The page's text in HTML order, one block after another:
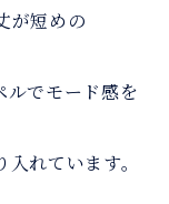
が短めの
ルでモード感を
れています。